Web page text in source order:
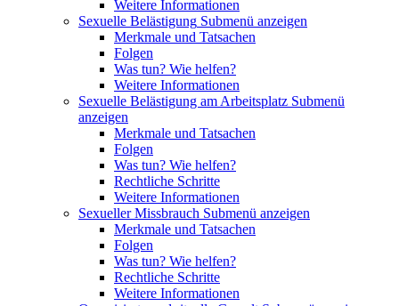
Weitere Informationen
Sexuelle Belästigung Submenü anzeigen
Merkmale und Tatsachen
Folgen
Was tun? Wie helfen?
Weitere Informationen
Sexuelle Belästigung am Arbeitsplatz Submenü
anzeigen
Merkmale und Tatsachen
Folgen
Was tun? Wie helfen?
Rechtliche Schritte
Weitere Informationen
Sexueller Missbrauch Submenü anzeigen
Merkmale und Tatsachen
Folgen
Was tun? Wie helfen?
Rechtliche Schritte
Weitere Informationen